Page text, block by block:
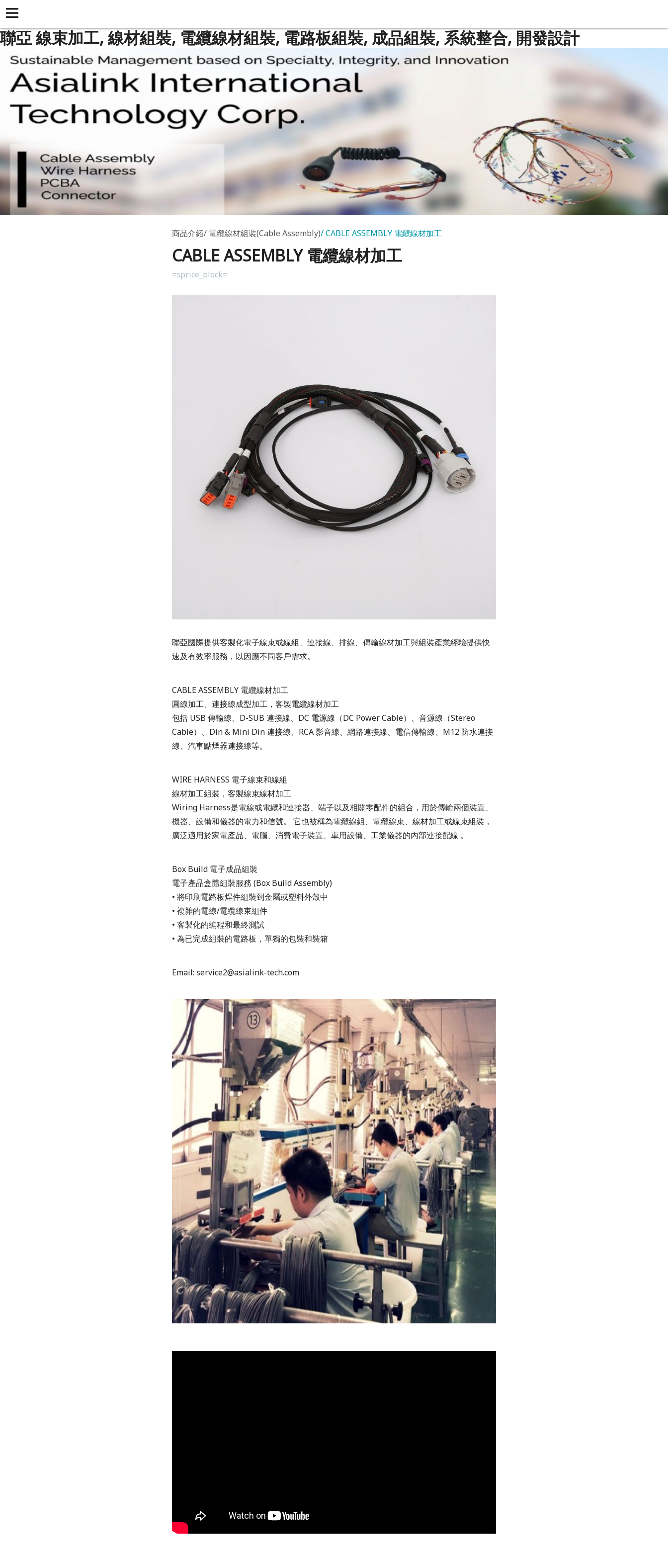
聯亞 線束加工, 線材組裝, 電纜線材組裝, 電路板組裝, 成品組裝, 系統整合, 開發設計
商品介紹 電纜線材組裝(Cable Assembly) CABLE ASSEMBLY 電纜線材加工
CABLE ASSEMBLY 電纜線材加工
=sprice_block=
聯亞國際提供客製化電子線束或線組、連接線、排線、傳輸線材加工與組裝產業經驗提供快
速及有效率服務，以因應不同客戶需求。
CABLE ASSEMBLY 電纜線材加工
圓線加工、連接線成型加工，客製電纜線材加工
包括 USB 傳輸線、D-SUB 連接線、DC 電源線（DC Power Cable）、音源線（Stereo
Cable）、Din & Mini Din 連接線、RCA 影音線、網路連接線、電信傳輸線、M12 防水連接
線、汽車點煙器連接線等。
WIRE HARNESS 電子線束和線組
線材加工組裝，客製線束線材加工
Wiring Harness是電線或電纜和連接器、端子以及相關零配件的組合，用於傳輸兩個裝置、
機器、設備和儀器的電力和信號。 它也被稱為電纜線組、電纜線束、線材加工或線束組裝，
廣泛適用於家電產品、電腦、消費電子裝置、車用設備、工業儀器的內部連接配線 。
Box Build 電子成品組裝
電子產品盒體組裝服務 (Box Build Assembly)
• 將印刷電路板焊件組裝到金屬或塑料外殼中
• 複雜的電線/電纜線束組件
• 客製化的編程和最終測試
• 為已完成組裝的電路板，單獨的包裝和裝箱
Email: service2@asialink-tech.com